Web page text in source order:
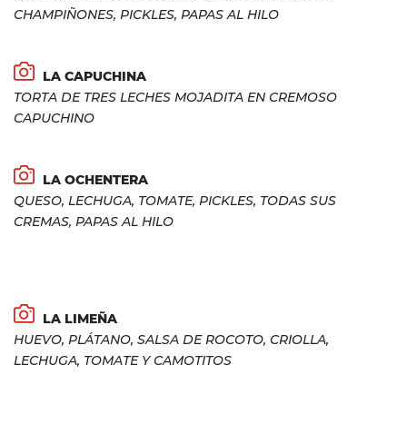
CHAMPIÑONES, PICKLES, PAPAS AL HILO
LA CAPUCHINA
TORTA DE TRES LECHES MOJADITA EN CREMOSO
CAPUCHINO
LA OCHENTERA
QUESO, LECHUGA, TOMATE, PICKLES, TODAS SUS
CREMAS, PAPAS AL HILO
LA LIMEÑA
HUEVO, PLÁTANO, SALSA DE ROCOTO, CRIOLLA,
LECHUGA, TOMATE Y CAMOTITOS